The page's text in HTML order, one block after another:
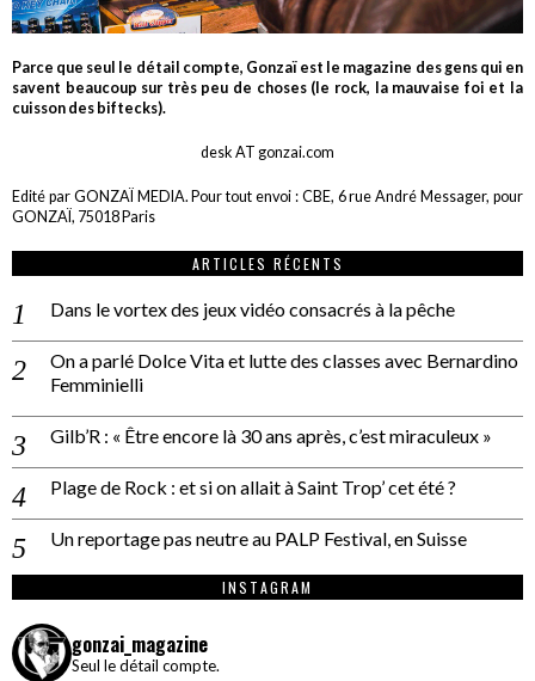
Parce que seul le détail compte, Gonzaï est le magazine des gens qui en
savent beaucoup sur très peu de choses (le rock, la mauvaise foi et la
cuisson des biftecks).
desk AT gonzai.com
Edité par GONZAÏ MEDIA. Pour tout envoi : CBE, 6 rue André Messager, pour
GONZAÏ, 75018 Paris
ARTICLES RÉCENTS
Dans le vortex des jeux vidéo consacrés à la pêche
On a parlé Dolce Vita et lutte des classes avec Bernardino
Femminielli
Gilb’R : « Être encore là 30 ans après, c’est miraculeux »
Plage de Rock : et si on allait à Saint Trop’ cet été ?
Un reportage pas neutre au PALP Festival, en Suisse
INSTAGRAM
gonzai_magazine
Seul le détail compte.